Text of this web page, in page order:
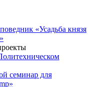
«Усадьба князя
семинар для